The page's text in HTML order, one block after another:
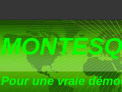
Pour une vraie